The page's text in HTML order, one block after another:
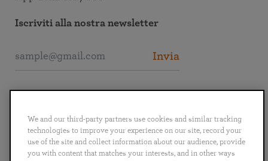
Iscriviti alla nostra newsletter
Invia
We and our third-party partners use cookies and similar tracking
technologies to improve your experience on our site, record your
use of the site and collect information about our audience, provide
you with content that matches your interests, and in other ways